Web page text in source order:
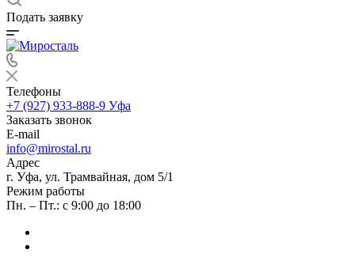
Подать заявку
Телефоны
+7 (927) 933-888-9 Уфа
Заказать звонок
E-mail
info@mirostal.ru
Адрес
г. Уфа, ул. Трамвайная, дом 5/1
Режим работы
Пн. – Пт.: с 9:00 до 18:00